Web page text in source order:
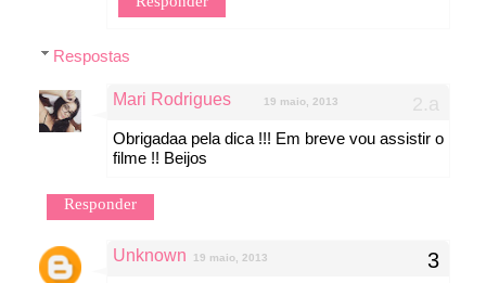
Respostas
Mari Rodrigues 19 maio, 2013
Obrigadaa pela dica !!! Em breve vou assistir o
filme !! Beijos
Responder
Unknown 19 maio, 2013